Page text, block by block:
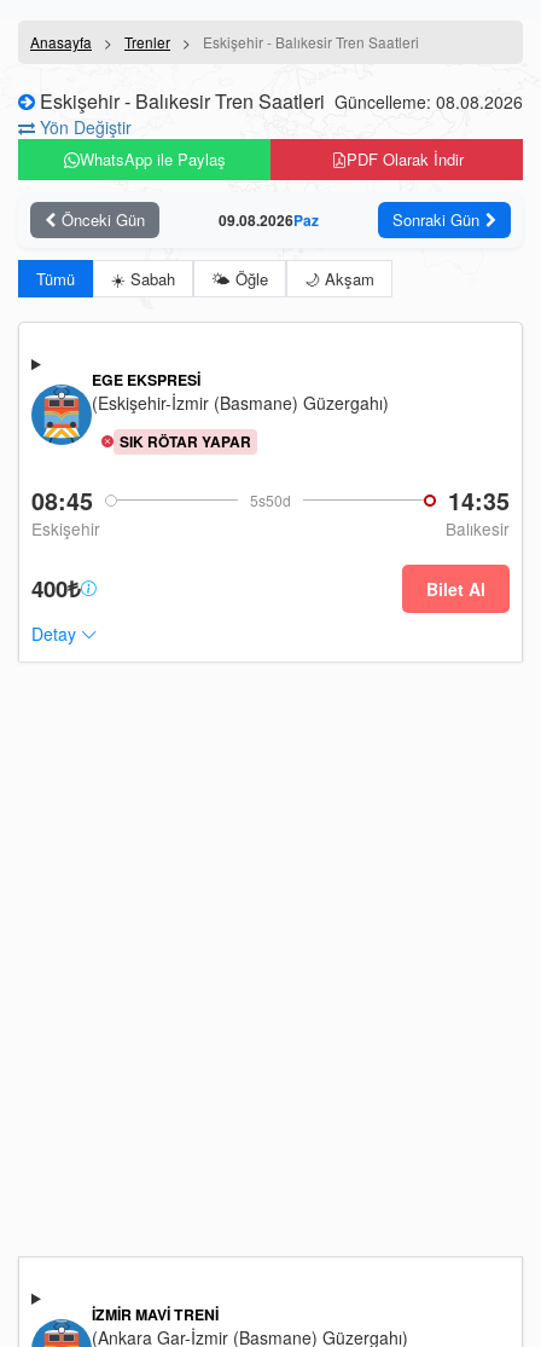
Anasayfa Trenler Eskişehir - Balıkesir Tren Saatleri
Eskişehir - Balıkesir Tren Saatleri
Yön Değiştir
Güncelleme: 08.08.2026
WhatsApp ile Paylaş PDF Olarak İndir
Önceki Gün 09.08.2026Paz Sonraki Gün
Tümü ☀️ Sabah 🌤️ Öğle 🌙 Akşam
08:45 5s50d 14:35
Eskişehir Balıkesir
EGE EKSPRESI
(Eskişehir-İzmir (Basmane) Güzergahı)
SIK RÖTAR YAPAR
400₺
Bilet Al
Detay
İZMIR MAVI TRENI
(Ankara Gar-İzmir (Basmane) Güzergahı)